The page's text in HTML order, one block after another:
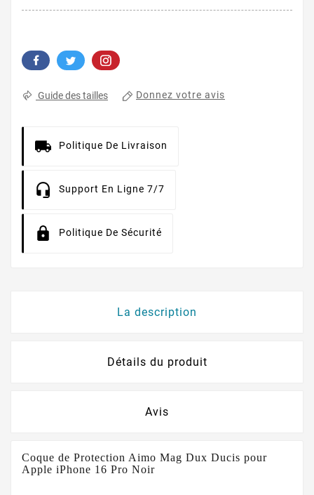
Guide des tailles Donnez votre avis
Politique De Livraison
Support En Ligne 7/7
Politique De Sécurité
La description
Détails du produit
Avis
Coque de Protection Aimo Mag Dux Ducis pour
Apple iPhone 16 Pro Noir